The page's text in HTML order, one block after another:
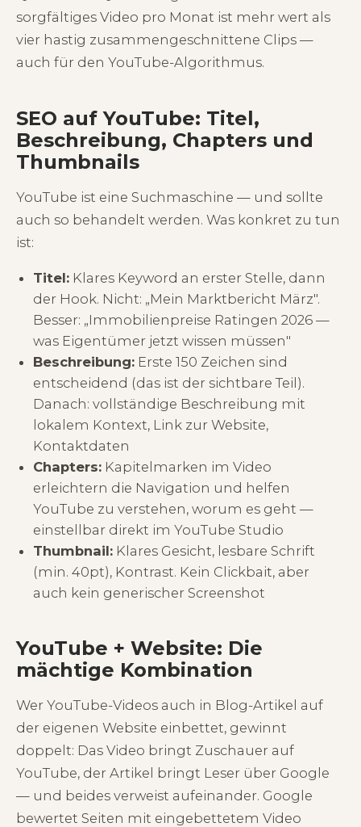
sorgfältiges Video pro Monat ist mehr wert als
vier hastig zusammengeschnittene Clips —
auch für den YouTube-Algorithmus.
SEO auf YouTube: Titel,
Beschreibung, Chapters und
Thumbnails
YouTube ist eine Suchmaschine — und sollte
auch so behandelt werden. Was konkret zu tun
ist:
Titel:Klares Keyword an erster Stelle, dann
der Hook. Nicht: „Mein Marktbericht März".
Besser: „Immobilienpreise Ratingen 2026 —
was Eigentümer jetzt wissen müssen"
Beschreibung:Erste 150 Zeichen sind
entscheidend (das ist der sichtbare Teil).
Danach: vollständige Beschreibung mit
lokalem Kontext, Link zur Website,
Kontaktdaten
Chapters:Kapitelmarken im Video
erleichtern die Navigation und helfen
YouTube zu verstehen, worum es geht —
einstellbar direkt im YouTube Studio
Thumbnail:Klares Gesicht, lesbare Schrift
(min. 40pt), Kontrast. Kein Clickbait, aber
auch kein generischer Screenshot
YouTube + Website: Die
mächtige Kombination
Wer YouTube-Videos auch in Blog-Artikel auf
der eigenen Website einbettet, gewinnt
doppelt: Das Video bringt Zuschauer auf
YouTube, der Artikel bringt Leser über Google
— und beides verweist aufeinander. Google
bewertet Seiten mit eingebettetem Video